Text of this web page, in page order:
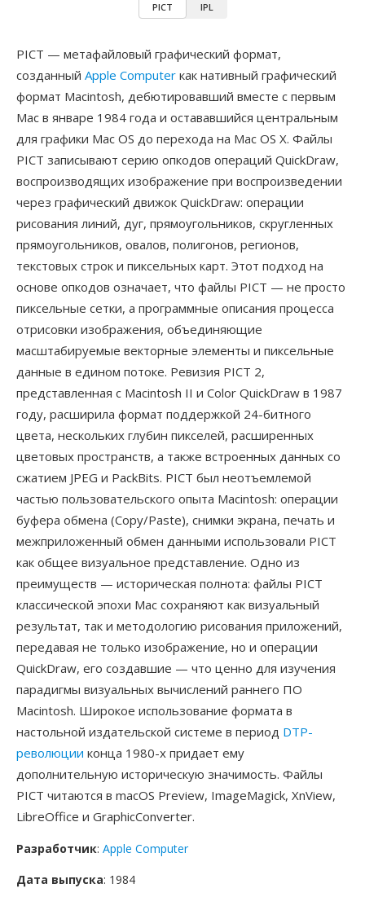
PICT IPL
PICT — метафайловый графический формат,
созданный Apple Computer как нативный графический
формат Macintosh, дебютировавший вместе с первым
Mac в январе 1984 года и остававшийся центральным
для графики Mac OS до перехода на Mac OS X. Файлы
PICT записывают серию опкодов операций QuickDraw,
воспроизводящих изображение при воспроизведении
через графический движок QuickDraw: операции
рисования линий, дуг, прямоугольников, скругленных
прямоугольников, овалов, полигонов, регионов,
текстовых строк и пиксельных карт. Этот подход на
основе опкодов означает, что файлы PICT — не просто
пиксельные сетки, а программные описания процесса
отрисовки изображения, объединяющие
масштабируемые векторные элементы и пиксельные
данные в едином потоке. Ревизия PICT 2,
представленная с Macintosh II и Color QuickDraw в 1987
году, расширила формат поддержкой 24-битного
цвета, нескольких глубин пикселей, расширенных
цветовых пространств, а также встроенных данных со
сжатием JPEG и PackBits. PICT был неотъемлемой
частью пользовательского опыта Macintosh: операции
буфера обмена (Copy/Paste), снимки экрана, печать и
межприложенный обмен данными использовали PICT
как общее визуальное представление. Одно из
преимуществ — историческая полнота: файлы PICT
классической эпохи Mac сохраняют как визуальный
результат, так и методологию рисования приложений,
передавая не только изображение, но и операции
QuickDraw, его создавшие — что ценно для изучения
парадигмы визуальных вычислений раннего ПО
Macintosh. Широкое использование формата в
настольной издательской системе в период DTP-
революции конца 1980-х придает ему
дополнительную историческую значимость. Файлы
PICT читаются в macOS Preview, ImageMagick, XnView,
LibreOffice и GraphicConverter.
Разработчик: Apple Computer
Дата выпуска: 1984